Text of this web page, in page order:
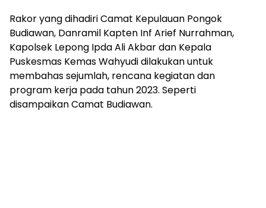
Rakor yang dihadiri Camat Kepulauan Pongok
Budiawan, Danramil Kapten Inf Arief Nurrahman,
Kapolsek Lepong Ipda Ali Akbar dan Kepala
Puskesmas Kemas Wahyudi dilakukan untuk
membahas sejumlah, rencana kegiatan dan
program kerja pada tahun 2023. Seperti
disampaikan Camat Budiawan.